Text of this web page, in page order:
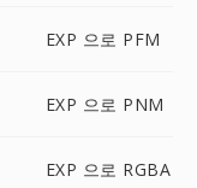
EXP 으로 PFM
EXP 으로 PNM
EXP 으로 RGBA